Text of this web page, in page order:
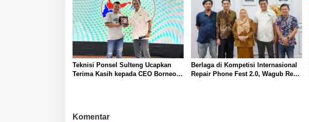
Teknisi Ponsel Sulteng Ucapkan
Terima Kasih kepada CEO Borneo
Berlaga di Kompetisi Internasional
Repair Phone Fest 2.0, Wagub Reny
Komentar